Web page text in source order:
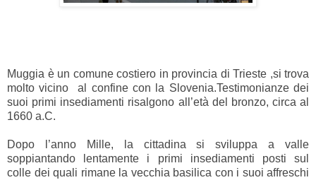
Muggia è un comune costiero in provincia di Trieste ,si trova
molto vicino al confine con la Slovenia.Testimonianze dei
suoi primi insediamenti risalgono all’età del bronzo, circa al
1660 a.C.
Dopo l’anno Mille, la cittadina si sviluppa a valle
soppiantando lentamente i primi insediamenti posti sul
colle dei quali rimane la vecchia basilica con i suoi affreschi